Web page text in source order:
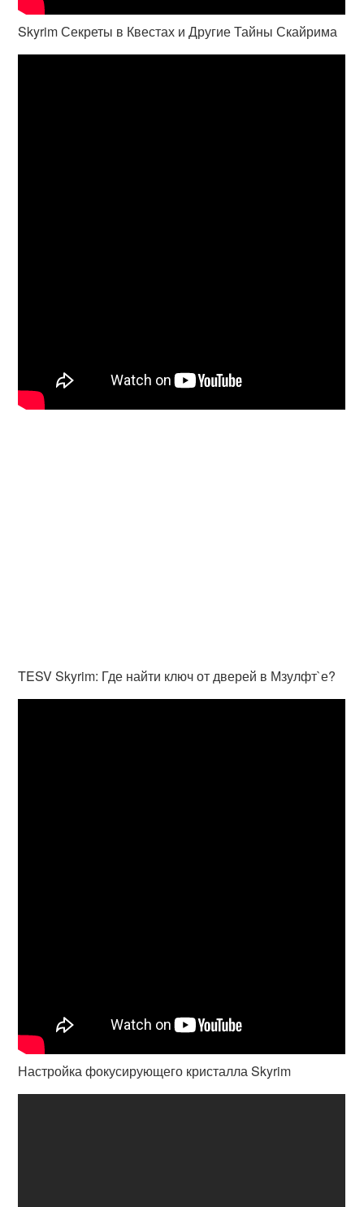
Skyrim Секреты в Квестах и Другие Тайны Скайрима
TESV Skyrim: Где найти ключ от дверей в Мзулфт`е?
Настройка фокусирующего кристалла Skyrim